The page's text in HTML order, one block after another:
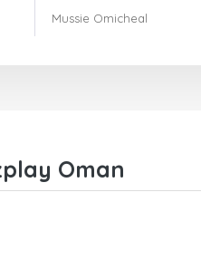
Mussie Omicheal
Oman